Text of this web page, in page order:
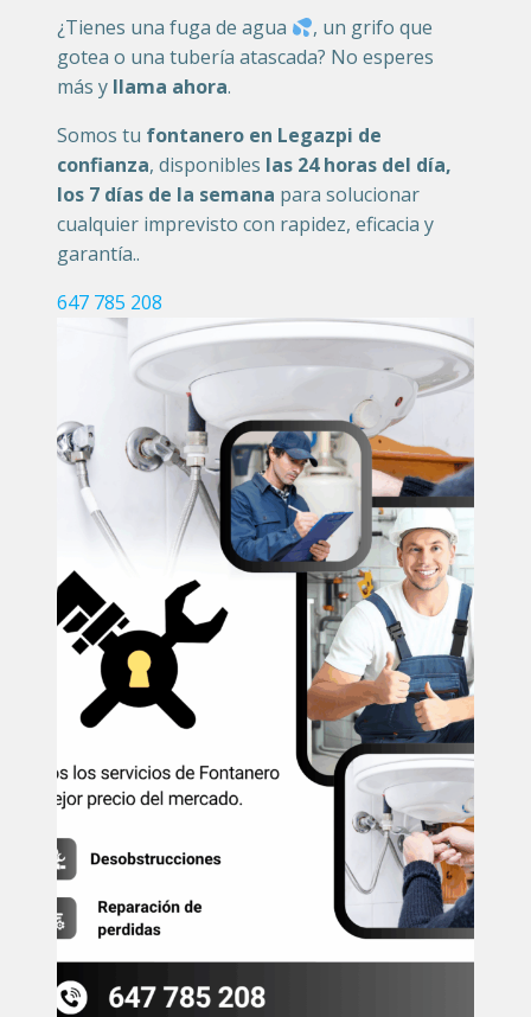
¿Tienes una fuga de agua
, un grifo que
gotea o una tubería atascada? No esperes
más y llama ahora.
Somos tu fontanero en Legazpi de
confianza, disponibles las 24 horas del día,
los 7 días de la semana para solucionar
cualquier imprevisto con rapidez, eficacia y
garantía..
647 785 208